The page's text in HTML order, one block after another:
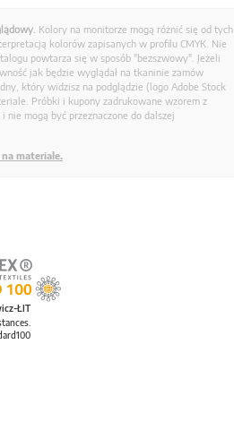
Kolory na monitorze mogą różnić się od tych
kolorów zapisanych w profilu CMYK. Nie
powtarza się w sposób "bezszwowy". Jeżeli
jak będzie wyglądał na tkaninie zamów
który widzisz na podglądzie (logo Adobe Stock
Próbki i kupony zadrukowane wzorem z
nie mogą być przeznaczone do dalszej
materiale.
ŁIT